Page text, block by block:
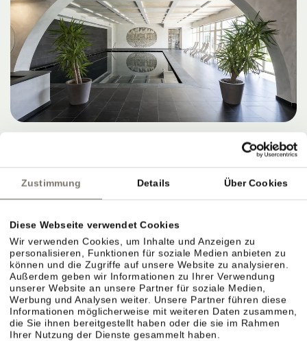
Zustimmung Details Über Cookies
Diese Webseite verwendet Cookies
Wir verwenden Cookies, um Inhalte und Anzeigen zu
personalisieren, Funktionen für soziale Medien anbieten zu
können und die Zugriffe auf unsere Website zu analysieren.
Außerdem geben wir Informationen zu Ihrer Verwendung
unserer Website an unsere Partner für soziale Medien,
Werbung und Analysen weiter. Unsere Partner führen diese
Informationen möglicherweise mit weiteren Daten zusammen,
die Sie ihnen bereitgestellt haben oder die sie im Rahmen
Ihrer Nutzung der Dienste gesammelt haben.